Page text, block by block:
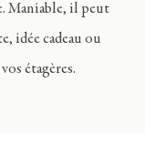
Maniable, il peut
idée cadeau ou
étagères.